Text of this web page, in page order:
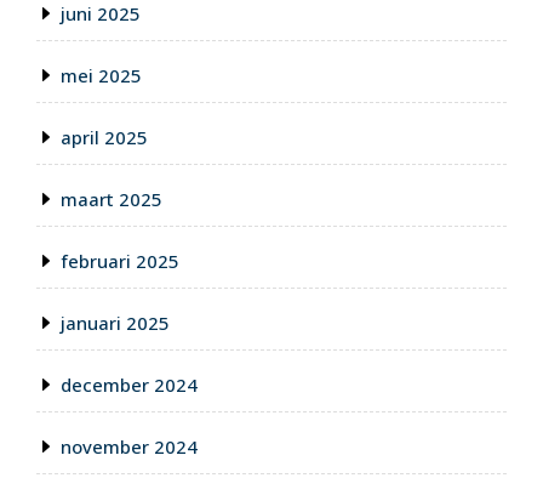
juni 2025
mei 2025
april 2025
maart 2025
februari 2025
januari 2025
december 2024
november 2024